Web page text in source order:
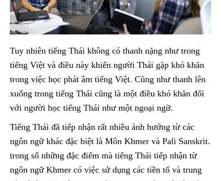
Tuy nhiên tiếng Thái không có thanh nặng như trong
tiếng Việt và điều này khiến người Thái gặp khó khăn
trong việc học phát âm tiếng Việt. Cũng như thanh lên
xuống trong tiếng Thái cũng là một điều khó khăn đối
với người học tiếng Thái như một ngoại ngữ.
Tiếng Thái đã tiếp nhận rất nhiều ảnh hưởng từ các
ngôn ngữ khác đặc biệt là Môn Khmer và Pali Sanskrit.
trong số những đặc điểm mà tiếng Thái tiếp nhận từ
ngôn ngữ Khmer có việc sử dụng các tiền tố và trung